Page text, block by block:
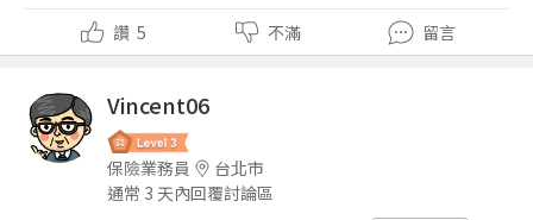
讚 5 不滿 留言
Vincent06
保險業務員
台北市
通常 3 天內回覆討論區